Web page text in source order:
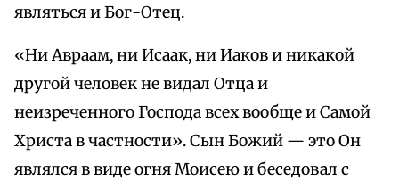
являться и Бог-Отец.
«Ни Авраам, ни Исаак, ни Иаков и никакой
другой человек не видал Отца и
неизреченного Господа всех вообще и Самой
Христа в частности». Сын Божий — это Он
являлся в виде огня Моисею и беседовал с